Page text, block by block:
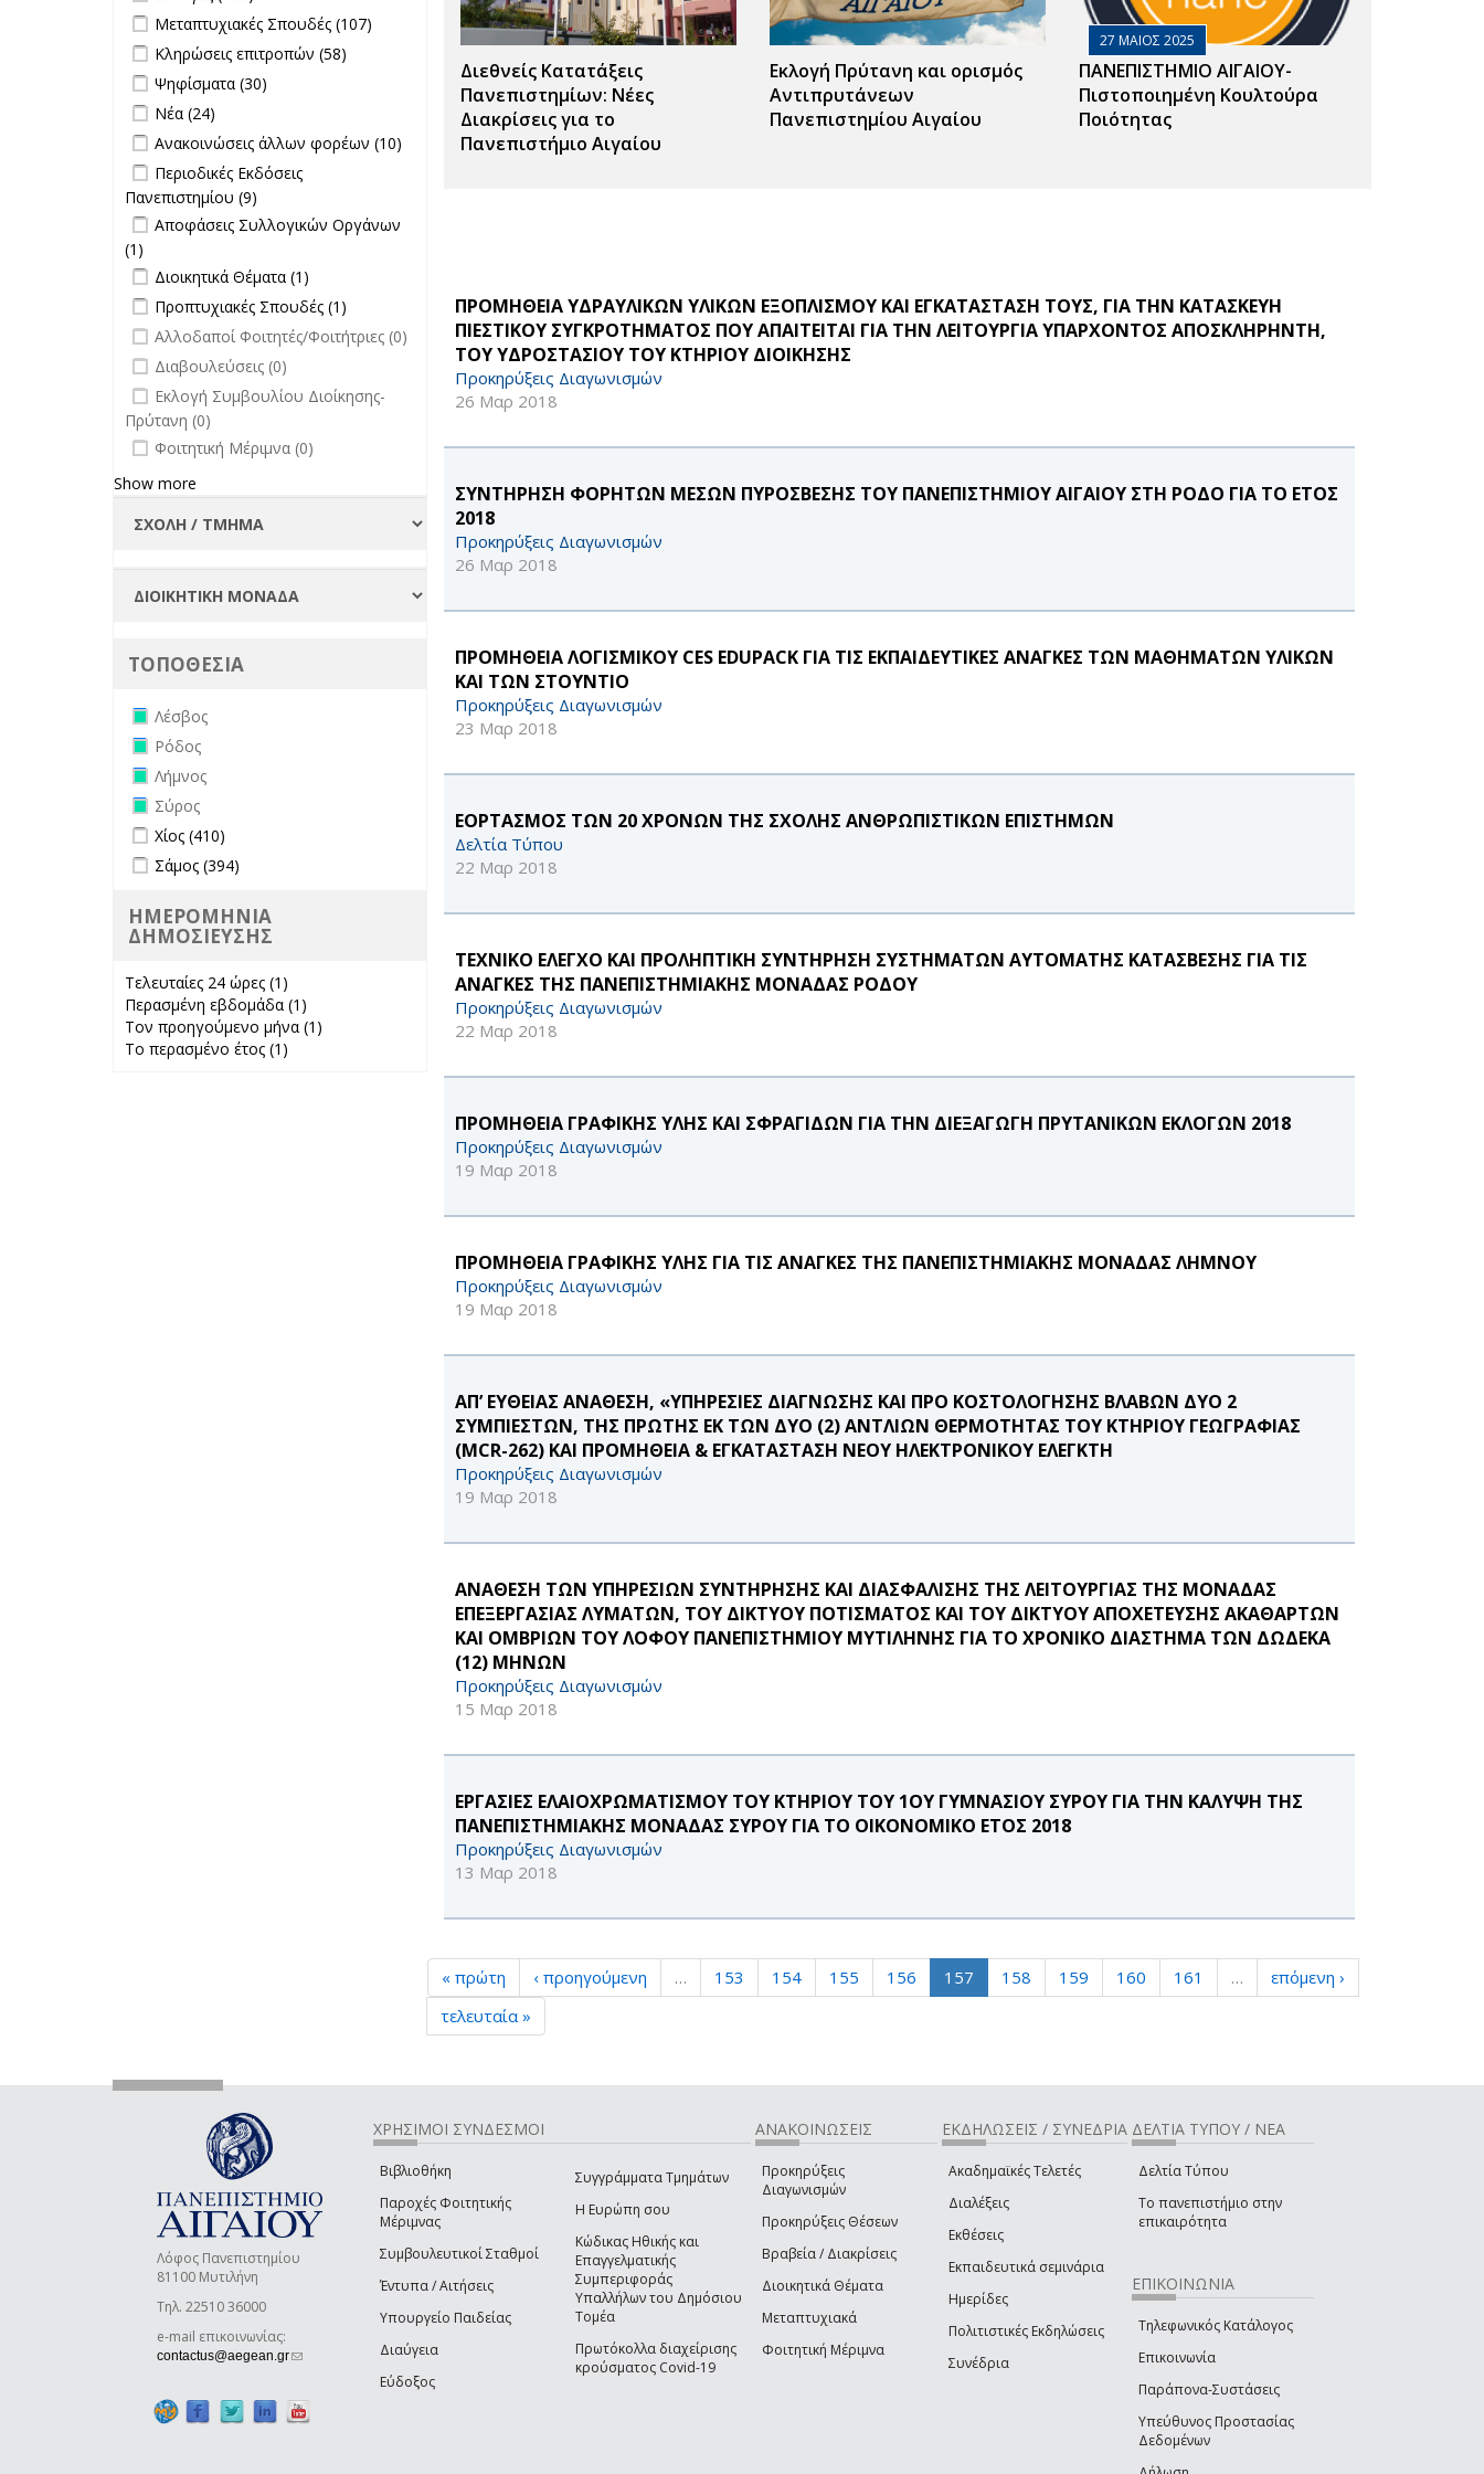
Διεθνείς Κατατάξεις
Πανεπιστημίων: Νέες
Διακρίσεις για το
Πανεπιστήμιο Αιγαίου
Εκλογή Πρύτανη και ορισμός
Αντιπρυτάνεων
Πανεπιστημίου Αιγαίου
27 ΜΑΙΟΣ 2025
ΠΑΝΕΠΙΣΤΗΜΙΟ ΑΙΓΑΙΟΥ-
Πιστοποιημένη Κουλτούρα
Ποιότητας
ΠΡΟΜΗΘΕΙΑ ΥΔΡΑΥΛΙΚΩΝ ΥΛΙΚΩΝ ΕΞΟΠΛΙΣΜΟΥ ΚΑΙ ΕΓΚΑΤΑΣΤΑΣΗ ΤΟΥΣ, ΓΙΑ ΤΗΝ ΚΑΤΑΣΚΕΥΗ
ΠΙΕΣΤΙΚΟΥ ΣΥΓΚΡΟΤΗΜΑΤΟΣ ΠΟΥ ΑΠΑΙΤΕΙΤΑΙ ΓΙΑ ΤΗΝ ΛΕΙΤΟΥΡΓΙΑ ΥΠΑΡΧΟΝΤΟΣ ΑΠΟΣΚΛΗΡΗΝΤΗ,
ΤΟΥ ΥΔΡΟΣΤΑΣΙΟΥ ΤΟΥ ΚΤΗΡΙΟΥ ΔΙΟΙΚΗΣΗΣ
Προκηρύξεις Διαγωνισμών
26 Μαρ 2018
ΣΥΝΤΗΡΗΣΗ ΦΟΡΗΤΩΝ ΜΕΣΩΝ ΠΥΡΟΣΒΕΣΗΣ ΤΟΥ ΠΑΝΕΠΙΣΤΗΜΙΟΥ ΑΙΓΑΙΟΥ ΣΤΗ ΡΟΔΟ ΓΙΑ ΤΟ ΕΤΟΣ
2018
Προκηρύξεις Διαγωνισμών
26 Μαρ 2018
ΠΡΟΜΗΘΕΙΑ ΛΟΓΙΣΜΙΚΟΥ CES EDUPACK ΓΙΑ ΤΙΣ ΕΚΠΑΙΔΕΥΤΙΚΕΣ ΑΝΑΓΚΕΣ ΤΩΝ ΜΑΘΗΜΑΤΩΝ ΥΛΙΚΩΝ
ΚΑΙ ΤΩΝ ΣΤΟΥΝΤΙΟ
Προκηρύξεις Διαγωνισμών
23 Μαρ 2018
ΕΟΡΤΑΣΜΟΣ ΤΩΝ 20 ΧΡΟΝΩΝ ΤΗΣ ΣΧΟΛΗΣ ΑΝΘΡΩΠΙΣΤΙΚΩΝ ΕΠΙΣΤΗΜΩΝ
Δελτία Τύπου
22 Μαρ 2018
ΤΕΧΝΙΚΟ ΕΛΕΓΧΟ ΚΑΙ ΠΡΟΛΗΠΤΙΚΗ ΣΥΝΤΗΡΗΣΗ ΣΥΣΤΗΜΑΤΩΝ ΑΥΤΟΜΑΤΗΣ ΚΑΤΑΣΒΕΣΗΣ ΓΙΑ ΤΙΣ
ΑΝΑΓΚΕΣ ΤΗΣ ΠΑΝΕΠΙΣΤΗΜΙΑΚΗΣ ΜΟΝΑΔΑΣ ΡΟΔΟΥ
Προκηρύξεις Διαγωνισμών
22 Μαρ 2018
ΠΡΟΜΗΘΕΙΑ ΓΡΑΦΙΚΗΣ ΥΛΗΣ ΚΑΙ ΣΦΡΑΓΙΔΩΝ ΓΙΑ ΤΗΝ ΔΙΕΞΑΓΩΓΗ ΠΡΥΤΑΝΙΚΩΝ ΕΚΛΟΓΩΝ 2018
Προκηρύξεις Διαγωνισμών
19 Μαρ 2018
ΠΡΟΜΗΘΕΙΑ ΓΡΑΦΙΚΗΣ ΥΛΗΣ ΓΙΑ ΤΙΣ ΑΝΑΓΚΕΣ ΤΗΣ ΠΑΝΕΠΙΣΤΗΜΙΑΚΗΣ ΜΟΝΑΔΑΣ ΛΗΜΝΟΥ
Προκηρύξεις Διαγωνισμών
19 Μαρ 2018
ΑΠ’ ΕΥΘΕΙΑΣ ΑΝΑΘΕΣΗ, «ΥΠΗΡΕΣΙΕΣ ΔΙΑΓΝΩΣΗΣ ΚΑΙ ΠΡΟ ΚΟΣΤΟΛΟΓΗΣΗΣ ΒΛΑΒΩΝ ΔΥΟ 2
ΣΥΜΠΙΕΣΤΩΝ, ΤΗΣ ΠΡΩΤΗΣ ΕΚ ΤΩΝ ΔΥΟ (2) ΑΝΤΛΙΩΝ ΘΕΡΜΟΤΗΤΑΣ ΤΟΥ ΚΤΗΡΙΟΥ ΓΕΩΓΡΑΦΙΑΣ
(MCR-262) ΚΑΙ ΠΡΟΜΗΘΕΙΑ & ΕΓΚΑΤΑΣΤΑΣΗ ΝΕΟΥ ΗΛΕΚΤΡΟΝΙΚΟΥ ΕΛΕΓΚΤΗ
Προκηρύξεις Διαγωνισμών
19 Μαρ 2018
ΑΝΑΘΕΣΗ ΤΩΝ ΥΠΗΡΕΣΙΩΝ ΣΥΝΤΗΡΗΣΗΣ ΚΑΙ ΔΙΑΣΦΑΛΙΣΗΣ ΤΗΣ ΛΕΙΤΟΥΡΓΙΑΣ ΤΗΣ ΜΟΝΑΔΑΣ
ΕΠΕΞΕΡΓΑΣΙΑΣ ΛΥΜΑΤΩΝ, ΤΟΥ ΔΙΚΤΥΟΥ ΠΟΤΙΣΜΑΤΟΣ ΚΑΙ ΤΟΥ ΔΙΚΤΥΟΥ ΑΠΟΧΕΤΕΥΣΗΣ ΑΚΑΘΑΡΤΩΝ
ΚΑΙ ΟΜΒΡΙΩΝ ΤΟΥ ΛΟΦΟΥ ΠΑΝΕΠΙΣΤΗΜΙΟΥ ΜΥΤΙΛΗΝΗΣ ΓΙΑ ΤΟ ΧΡΟΝΙΚΟ ΔΙΑΣΤΗΜΑ ΤΩΝ ΔΩΔΕΚΑ
(12) ΜΗΝΩΝ
Προκηρύξεις Διαγωνισμών
15 Μαρ 2018
ΕΡΓΑΣΙΕΣ ΕΛΑΙΟΧΡΩΜΑΤΙΣΜΟΥ ΤΟΥ ΚΤΗΡΙΟΥ ΤΟΥ 1ΟΥ ΓΥΜΝΑΣΙΟΥ ΣΥΡΟΥ ΓΙΑ ΤΗΝ ΚΑΛΥΨΗ ΤΗΣ
ΠΑΝΕΠΙΣΤΗΜΙΑΚΗΣ ΜΟΝΑΔΑΣ ΣΥΡΟΥ ΓΙΑ ΤΟ ΟΙΚΟΝΟΜΙΚΟ ΕΤΟΣ 2018
Προκηρύξεις Διαγωνισμών
13 Μαρ 2018
« πρώτη ‹ προηγούμενη … 153 154 155 156 157 158 159 160 161 …
επόμενη ›
τελευταία »
filter
Apply Μεταπτυχιακές Σπουδές filter
Μεταπτυχιακές Σπουδές (107)
Μεταπτυχιακές
Σπουδές filter
Apply Κληρώσεις επιτροπών filter
Κληρώσεις επιτροπών (58)
Apply Ψηφίσματα filter
Ψηφίσματα (30)
Apply Νέα filter
Νέα (24)
Apply Ανακοινώσεις άλλων φορέων
filter
Ανακοινώσεις άλλων φορέων (10)
Apply Περιοδικές Εκδόσεις
Πανεπιστημίου filter
Περιοδικές Εκδόσεις
Πανεπιστημίου (9)
Εκδόσεις
Πανεπιστημίου filter
Apply Αποφάσεις Συλλογικών
Οργάνων filter
Αποφάσεις Συλλογικών Οργάνων
(1)
Οργάνων filter
Apply Διοικητικά Θέματα filter
Διοικητικά Θέματα (1)
Apply Προπτυχιακές Σπουδές filter
Προπτυχιακές Σπουδές (1)
Σπουδές filter
undefined
Αλλοδαποί Φοιτητές/Φοιτήτριες (0)
undefined
Διαβουλεύσεις (0)
undefined
Εκλογή Συμβουλίου Διοίκησης-
Πρύτανη (0)
undefined
Φοιτητική Μέριμνα (0)
Show more
ΤΟΠΟΘΕΣΙΑ
Remove Λέσβος filter
Λέσβος
Remove Ρόδος filter
Ρόδος
Remove Λήμνος filter
Λήμνος
Remove Σύρος filter
Σύρος
Apply Χίος filter
Χίος (410)
Apply Σάμος filter
Σάμος (394)
ΗΜΕΡΟΜΗΝΙΑ
ΔΗΜΟΣΙΕΥΣΗΣ
Τελευταίες 24 ώρες (1)
24 ώρες filter
Περασμένη εβδομάδα (1)
Περασμένη
Τον προηγούμενο μήνα (1)
Το περασμένο έτος (1)
Λόφος Πανεπιστημίου
81100 Μυτιλήνη
Τηλ. 22510 36000
e-mail επικοινωνίας:
contactus@aegean.gr(link sends e-mail)
ΧΡΗΣΙΜΟΙ ΣΥΝΔΕΣΜΟΙ
Βιβλιοθήκη
Παροχές Φοιτητικής
Μέριμνας
Συμβουλευτικοί Σταθμοί
Έντυπα / Αιτήσεις
Υπουργείο Παιδείας
Διαύγεια
Εύδοξος
Συγγράμματα Τμημάτων
Η Ευρώπη σου
Κώδικας Ηθικής και
Επαγγελματικής
Συμπεριφοράς
Υπαλλήλων του Δημόσιου
Τομέα
Πρωτόκολλα διαχείρισης
κρούσματος Covid-19
ΑΝΑΚΟΙΝΩΣΕΙΣ
Προκηρύξεις
Διαγωνισμών
Προκηρύξεις Θέσεων
Βραβεία / Διακρίσεις
Διοικητικά Θέματα
Μεταπτυχιακά
Φοιτητική Μέριμνα
ΕΚΔΗΛΩΣΕΙΣ / ΣΥΝΕΔΡΙΑ
Ακαδημαϊκές Τελετές
Διαλέξεις
Εκθέσεις
Εκπαιδευτικά σεμινάρια
Ημερίδες
Πολιτιστικές Εκδηλώσεις
Συνέδρια
ΔΕΛΤΙΑ ΤΥΠΟΥ / ΝΕΑ
Δελτία Τύπου
Το πανεπιστήμιο στην
επικαιρότητα
ΕΠΙΚΟΙΝΩΝΙΑ
Τηλεφωνικός Κατάλογος
Επικοινωνία
Παράπονα-Συστάσεις
Υπεύθυνος Προστασίας
Δεδομένων